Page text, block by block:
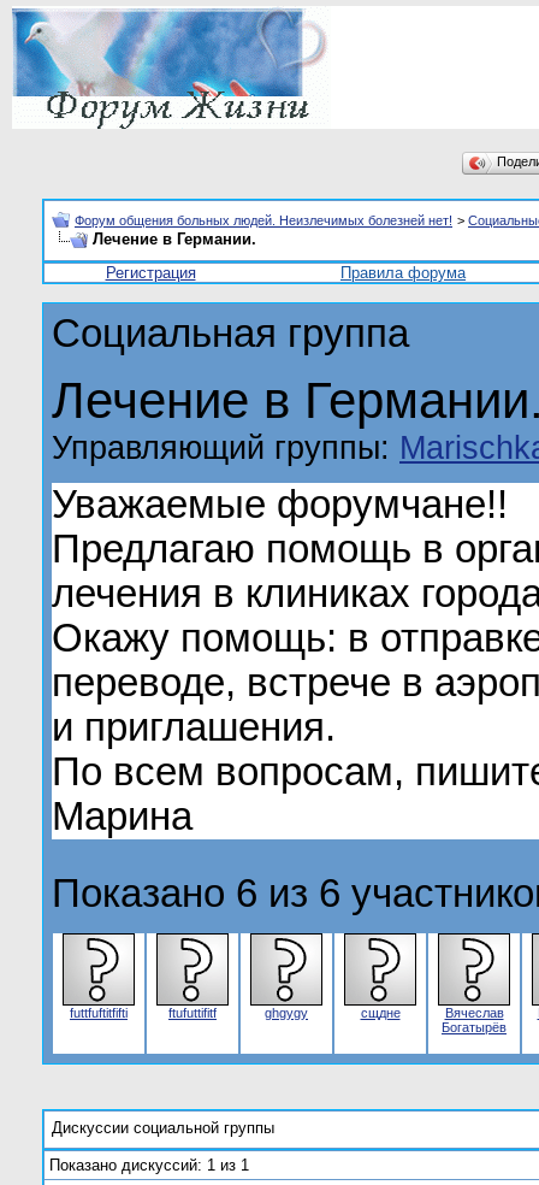
Форум общения больных людей. Неизлечимых болезней нет! >
Лечение в Германии.
Регистрация
Правила форума
Социальная группа
Лечение в
Управляющий группы:
Уважаемые форумчане!!
Предлагаю помощь в
лечения в клиниках
Окажу помощь: в
переводе, встрече в
и приглашения.
По всем вопросам,
Марина
Показано 6 из 6
futtfuftitfifti ftufuttifitf ghgygy сщдне
Вячеслав
Богатырёв
Дискуссии социальной группы
Показано дискуссий: 1 из 1